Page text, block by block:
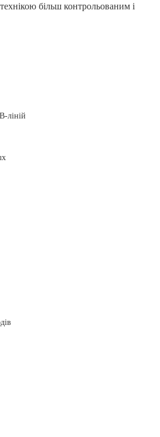
більш контрольованим і
ліній